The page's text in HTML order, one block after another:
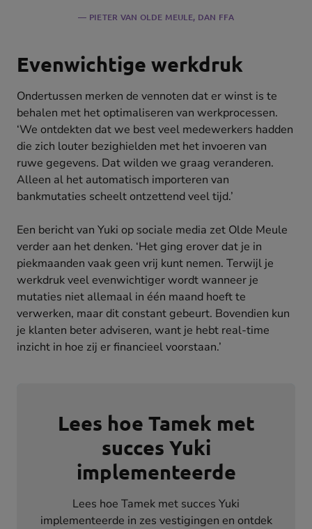
PIETER VAN OLDE MEULE, DAN FFA
Evenwichtige werkdruk
Ondertussen merken de vennoten dat er winst is te
behalen met het optimaliseren van werkprocessen.
‘We ontdekten dat we best veel medewerkers hadden
die zich louter bezighielden met het invoeren van
ruwe gegevens. Dat wilden we graag veranderen.
Alleen al het automatisch importeren van
bankmutaties scheelt ontzettend veel tijd.’
Een bericht van Yuki op sociale media zet Olde Meule
verder aan het denken. ‘Het ging erover dat je in
piekmaanden vaak geen vrij kunt nemen. Terwijl je
werkdruk veel evenwichtiger wordt wanneer je
mutaties niet allemaal in één maand hoeft te
verwerken, maar dit constant gebeurt. Bovendien kun
je klanten beter adviseren, want je hebt real-time
inzicht in hoe zij er financieel voorstaan.’
Lees hoe Tamek met
succes Yuki
implementeerde
Lees hoe Tamek met succes Yuki
implementeerde in zes vestigingen en ontdek